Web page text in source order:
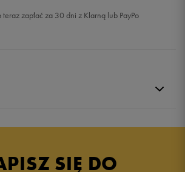
teraz zapłać za 30 dni z Klarną lub PayPo
SIĘ DO